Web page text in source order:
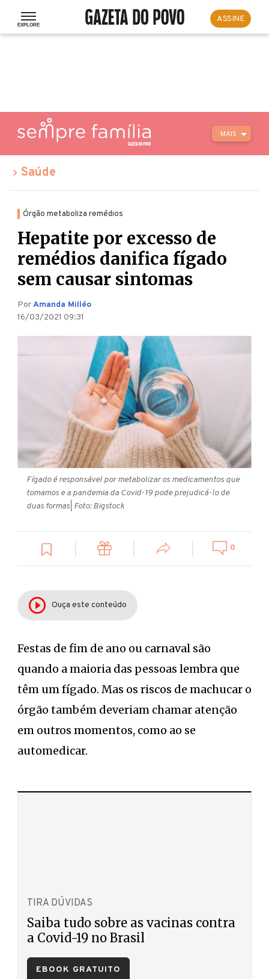
ASSINE
MAIS
Saúde
Órgão metaboliza remédios
Hepatite por excesso de
remédios danifica fígado
sem causar sintomas
PorAmanda Milléo
16/03/2021 09:31
Fígado é responsável por metabolizar os medicamentos que
tomamos e a pandemia da Covid-19 pode prejudicá-lo de
duas formas | Foto: Bigstock
0
Ouça este conteúdo
Festas de fim de ano ou carnaval são
quando a maioria das pessoas lembra que
têm um fígado. Mas os riscos de machucar o
órgão também deveriam chamar atenção
em outros momentos, como ao se
automedicar.
TIRA DÚVIDAS
Saiba tudo sobre as vacinas contra
a Covid-19 no Brasil
EBOOK GRATUITO